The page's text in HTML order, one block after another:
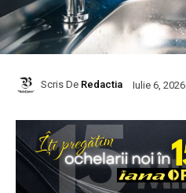
Scris De Redactia Iulie 6, 2026